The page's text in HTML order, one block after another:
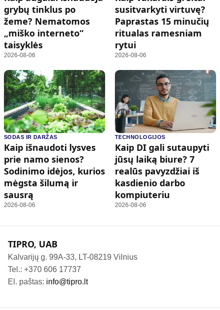
grybų tinklus po
žeme? Nematomos
„miško interneto“
taisyklės
2026-08-06
susitvarkyti virtuvę?
Paprastas 15 minučių
ritualas ramesniam
rytui
2026-08-06
SODAS IR DARŽAS
Kaip išnaudoti lysves
prie namo sienos?
Sodinimo idėjos, kurios
mėgsta šilumą ir
sausrą
2026-08-06
TECHNOLOGIJOS
Kaip DI gali sutaupyti
jūsų laiką biure? 7
realūs pavyzdžiai iš
kasdienio darbo
kompiuteriu
2026-08-06
TIPRO, UAB
Kalvarijų g. 99A-33, LT-08219 Vilnius
Tel.: +370 606 17737
El. paštas: info@tipro.lt